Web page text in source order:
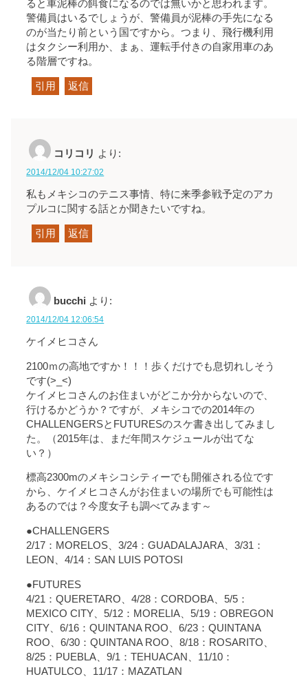
ると車泥棒の餌食になるのでは無いかと思われます。
警備員はいるでしょうが、警備員が泥棒の手先になる
のが当たり前という国ですから。つまり、飛行機利用
はタクシー利用か、まぁ、運転手付きの自家用車のあ
る階層ですね。
引用 返信
コリコリ より:
2014/12/04 10:27:02
私もメキシコのテニス事情、特に来季参戦予定のアカ
プルコに関する話とか聞きたいですね。
引用 返信
bucchi より:
2014/12/04 12:06:54
ケイメヒコさん
2100ｍの高地ですか！！！歩くだけでも息切れしそう
です(>_<)
ケイメヒコさんのお住まいがどこか分からないので、
行けるかどうか？ですが、メキシコでの2014年の
CHALLENGERSとFUTURESのスケ書き出してみまし
た。（2015年は、まだ年間スケジュールが出てな
い？）
標高2300mのメキシコシティーでも開催される位です
から、ケイメヒコさんがお住まいの場所でも可能性は
あるのでは？今度女子も調べてみます～
●CHALLENGERS
2/17：MORELOS、3/24：GUADALAJARA、3/31：
LEON、4/14：SAN LUIS POTOSI
●FUTURES
4/21：QUERETARO、4/28：CORDOBA、5/5：
MEXICO CITY、5/12：MORELIA、5/19：OBREGON
CITY、6/16：QUINTANA ROO、6/23：QUINTANA
ROO、6/30：QUINTANA ROO、8/18：ROSARITO、
8/25：PUEBLA、9/1：TEHUACAN、11/10：
HUATULCO、11/17：MAZATLAN